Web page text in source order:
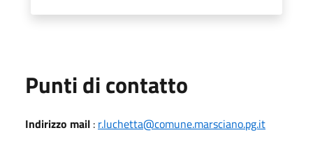
Punti di contatto
Indirizzo mail : r.luchetta@comune.marsciano.pg.it